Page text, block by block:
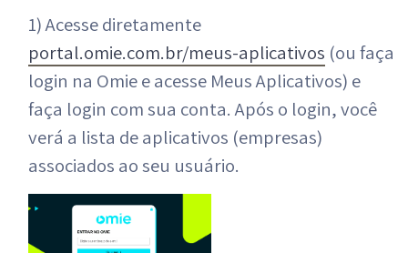
1) Acesse diretamente
portal.omie.com.br/meus-aplicativos (ou faça
login na Omie e acesse Meus Aplicativos) e
faça login com sua conta. Após o login, você
verá a lista de aplicativos (empresas)
associados ao seu usuário.